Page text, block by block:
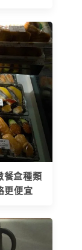
餐盒種類
更便宜